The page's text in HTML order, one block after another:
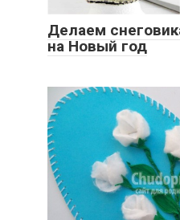
Делаем
на Новый год